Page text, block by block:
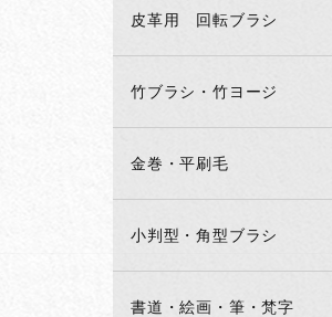
皮革用 回転ブラシ
竹ブラシ・竹ヨージ
金巻・平刷毛
小判型・角型ブラシ
書道・絵画・筆・梵字